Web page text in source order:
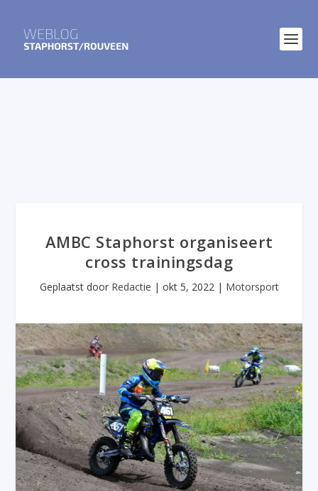
AMBC Staphorst organiseert
cross trainingsdag
Geplaatst door Redactie | okt 5, 2022| Motorsport